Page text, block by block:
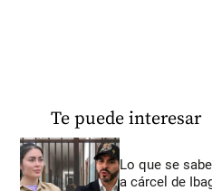
Te puede interesar
Lo que se
a cárcel de